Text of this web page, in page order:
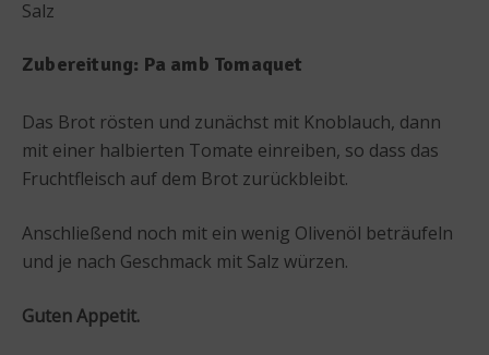
Salz
Zubereitung: Pa amb Tomaquet
Das Brot rösten und zunächst mit Knoblauch, dann
mit einer halbierten Tomate einreiben, so dass das
Fruchtfleisch auf dem Brot zurückbleibt.
Anschließend noch mit ein wenig Olivenöl beträufeln
und je nach Geschmack mit Salz würzen.
Guten Appetit.